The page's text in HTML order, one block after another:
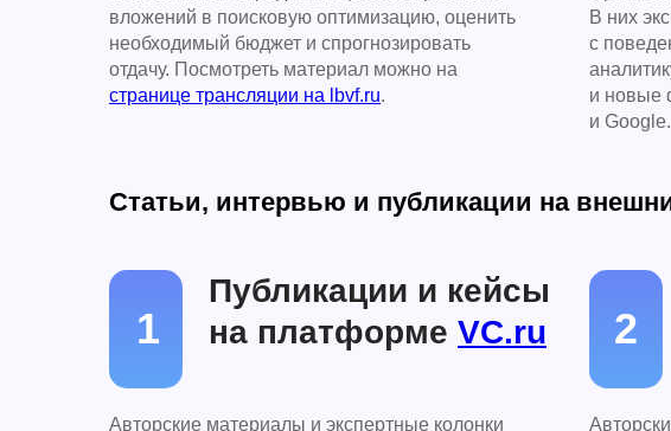
вложений в поисковую оптимизацию, оценить
необходимый бюджет и спрогнозировать
отдачу. Посмотреть материал можно на
странице трансляции на lbvf.ru.
В них
с
и новые
и Google.
Публикации и кейсы
на платформе VC.ru
Авторские материалы и экспертные колонки
1 2
Статьи, интервью и публикации на